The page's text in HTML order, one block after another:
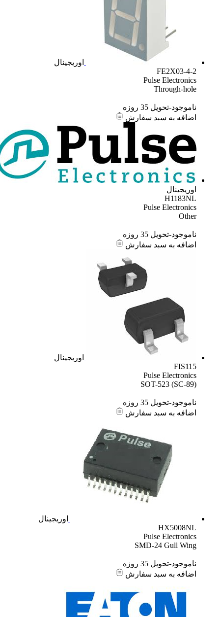
اوریجینال
FE2X03-4-2
Pulse Electronics
Through-hole
ناموجود-تحویل 35 روزه
اضافه به سبد سفارش
اوریجینال
H1183NL
Pulse Electronics
Other
ناموجود-تحویل 35 روزه
اضافه به سبد سفارش
اوریجینال
FIS115
Pulse Electronics
SOT-523 (SC-89)
ناموجود-تحویل 35 روزه
اضافه به سبد سفارش
اوریجینال
HX5008NL
Pulse Electronics
SMD-24 Gull Wing
ناموجود-تحویل 35 روزه
اضافه به سبد سفارش